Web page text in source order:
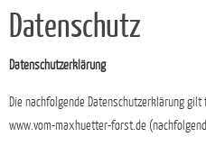
Datenschutz
Datenschutzerklärung
Die nachfolgende Datenschutzerklärung
www.vom-maxhuetter-forst.de